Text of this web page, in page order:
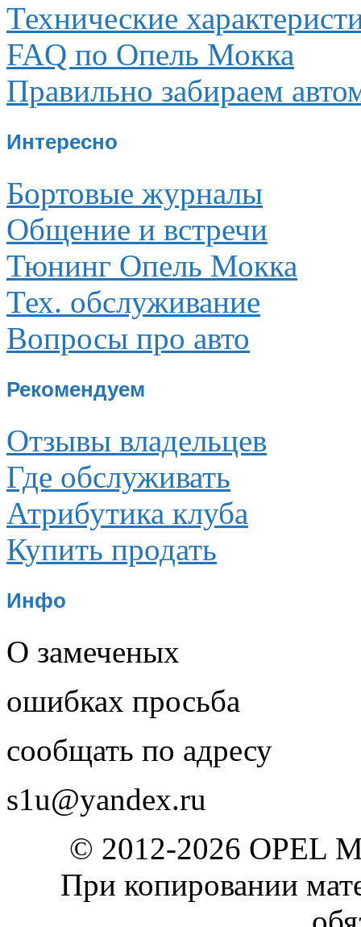
Технические
FAQ по Опель Мокка
Правильно забираем
Интересно
Бортовые журналы
Общение и встречи
Тюнинг Опель Мокка
Тех. обслуживание
Вопросы про авто
Рекомендуем
Отзывы владельцев
Где обслуживать
Атрибутика клуба
Купить продать
Инфо
О замеченых
ошибках просьба
сообщать по адресу
s1u@yandex.ru
© 2012-2026 OPEL
При копировании